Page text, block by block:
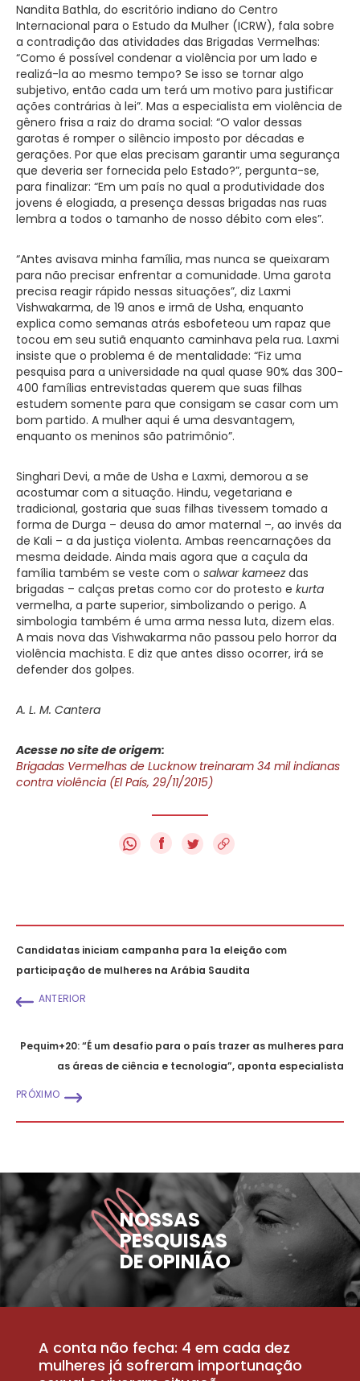
Nandita Bathla, do escritório indiano do Centro
Internacional para o Estudo da Mulher (ICRW), fala sobre
a contradição das atividades das Brigadas Vermelhas:
“Como é possível condenar a violência por um lado e
realizá-la ao mesmo tempo? Se isso se tornar algo
subjetivo, então cada um terá um motivo para justificar
ações contrárias à lei”. Mas a especialista em violência de
gênero frisa a raiz do drama social: “O valor dessas
garotas é romper o silêncio imposto por décadas e
gerações. Por que elas precisam garantir uma segurança
que deveria ser fornecida pelo Estado?”, pergunta-se,
para finalizar: “Em um país no qual a produtividade dos
jovens é elogiada, a presença dessas brigadas nas ruas
lembra a todos o tamanho de nosso débito com eles”.
“Antes avisava minha família, mas nunca se queixaram
para não precisar enfrentar a comunidade. Uma garota
precisa reagir rápido nessas situações”, diz Laxmi
Vishwakarma, de 19 anos e irmã de Usha, enquanto
explica como semanas atrás esbofeteou um rapaz que
tocou em seu sutiã enquanto caminhava pela rua. Laxmi
insiste que o problema é de mentalidade: “Fiz uma
pesquisa para a universidade na qual quase 90% das 300-
400 famílias entrevistadas querem que suas filhas
estudem somente para que consigam se casar com um
bom partido. A mulher aqui é uma desvantagem,
enquanto os meninos são patrimônio”.
Singhari Devi, a mãe de Usha e Laxmi, demorou a se
acostumar com a situação. Hindu, vegetariana e
tradicional, gostaria que suas filhas tivessem tomado a
forma de Durga – deusa do amor maternal –, ao invés da
de Kali – a da justiça violenta. Ambas reencarnações da
mesma deidade. Ainda mais agora que a caçula da
família também se veste com o salwar kameezdas
brigadas – calças pretas como cor do protesto e kurta
vermelha, a parte superior, simbolizando o perigo. A
simbologia também é uma arma nessa luta, dizem elas.
A mais nova das Vishwakarma não passou pelo horror da
violência machista. E diz que antes disso ocorrer, irá se
defender dos golpes.
A. L. M. Cantera
Acesse no site de origem:
Brigadas Vermelhas de Lucknow treinaram 34 mil indianas
contra violência (El País, 29/11/2015)
f
Candidatas iniciam campanha para 1a eleição com
participação de mulheres na Arábia Saudita
ANTERIOR
Pequim+20: “É um desafio para o país trazer as mulheres para
as áreas de ciência e tecnologia”, aponta especialista
PRÓXIMO
NOSSAS
PESQUISAS
DE OPINIÃO
A conta não fecha: 4 em cada dez
mulheres já sofreram importunação